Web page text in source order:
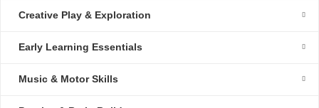
Creative Play & Exploration
Early Learning Essentials
Music & Motor Skills